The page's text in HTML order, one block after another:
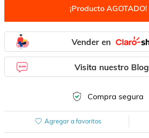
¡Producto AGOTADO!
Vender en
Visita nuestro Blog
Compra segura
Agregar a favoritos